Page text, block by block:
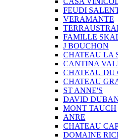
FEUDI
VERAMANTE
FAMILLE
J BOUCHON
CHATEAU LA
CANTINA
CHATEAU DU
CHATEAU
ST ANNE'S
DAVID
MONT TAUCH
ANRE
CHATEAU
DOMAINE